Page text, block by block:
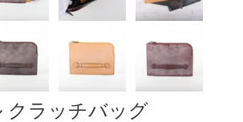
クラッチバッグ